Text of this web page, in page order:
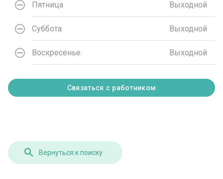
Пятница Выходной
Суббота Выходной
Воскресенье Выходной
Связаться с работником
Вернуться к поиску